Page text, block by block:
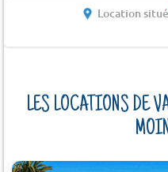
Location
LES LOCATIONS DE